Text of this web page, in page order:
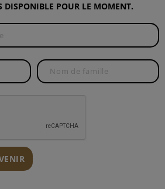
DISPONIBLE POUR LE MOMENT.